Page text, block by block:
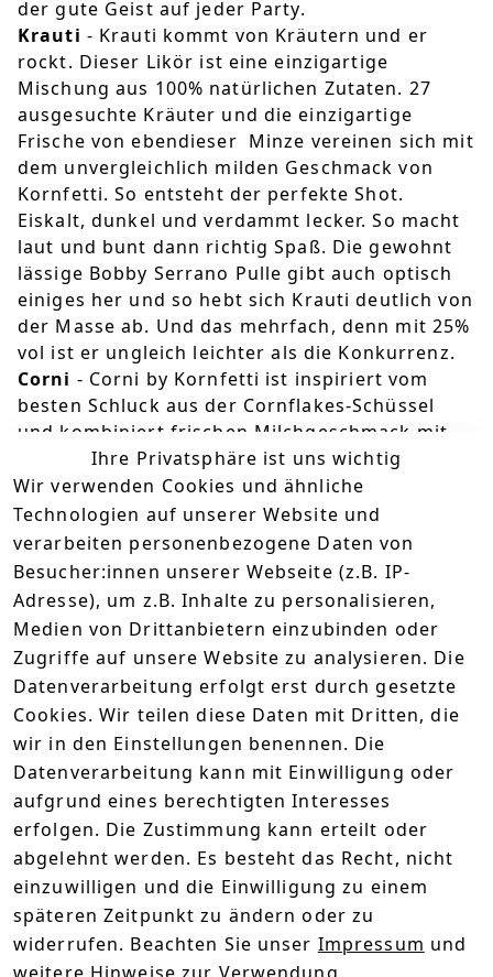
der gute Geist auf jeder Party.
Krauti - Krauti kommt von Kräutern und er
rockt. Dieser Likör ist eine einzigartige
Mischung aus 100% natürlichen Zutaten. 27
ausgesuchte Kräuter und die einzigartige
Frische von ebendieser Minze vereinen sich mit
dem unvergleichlich milden Geschmack von
Kornfetti. So entsteht der perfekte Shot.
Eiskalt, dunkel und verdammt lecker. So macht
laut und bunt dann richtig Spaß. Die gewohnt
lässige Bobby Serrano Pulle gibt auch optisch
einiges her und so hebt sich Krauti deutlich von
der Masse ab. Und das mehrfach, denn mit 25%
vol ist er ungleich leichter als die Konkurrenz.
Corni - Corni by Kornfetti ist inspiriert vom
besten Schluck aus der Cornflakes-Schüssel
und kombiniert frischen Milchgeschmack mit
einer milden Kornfetti-Note und dem goldenen
Geschmack gerösteter Cornflakes. Sanfte
Getreidenoten treffen auf eine feine Honigsüße
und machen Corni zu einem Likör, der
Erinnerungen an Frühstück und Feierabend
vereint und dazu auf Milch verzichtet.Enthält
Soja!
Technische Daten
Kundenrezensionen
Durchschnittliche Bewertung
0
Basierend auf 0 Bewertung(en)
Bewertung abgeben
5
( 0 )
4
( 0 )
Ihre Privatsphäre ist uns wichtig
Wir verwenden Cookies und ähnliche
Technologien auf unserer Website und
verarbeiten personenbezogene Daten von
Besucher:innen unserer Webseite (z.B. IP-
Adresse), um z.B. Inhalte zu personalisieren,
Medien von Drittanbietern einzubinden oder
Zugriffe auf unsere Website zu analysieren. Die
Datenverarbeitung erfolgt erst durch gesetzte
Cookies. Wir teilen diese Daten mit Dritten, die
wir in den Einstellungen benennen. Die
Datenverarbeitung kann mit Einwilligung oder
aufgrund eines berechtigten Interesses
erfolgen. Die Zustimmung kann erteilt oder
abgelehnt werden. Es besteht das Recht, nicht
einzuwilligen und die Einwilligung zu einem
späteren Zeitpunkt zu ändern oder zu
widerrufen. Beachten Sie unser Impressum und